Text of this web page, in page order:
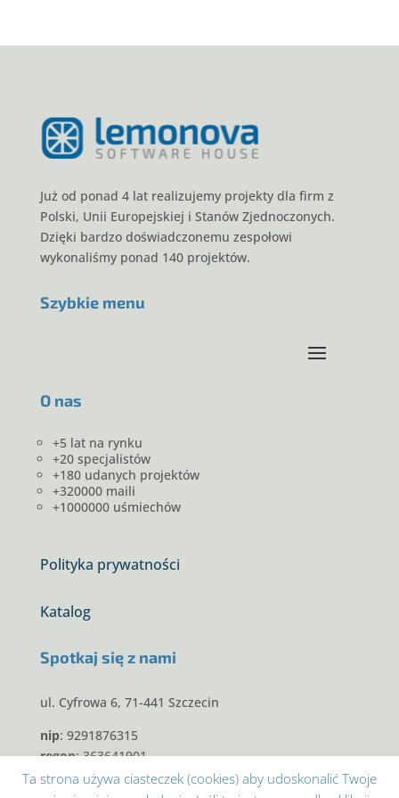
Już od ponad 4 lat realizujemy projekty dla firm z
Polski, Unii Europejskiej i Stanów Zjednoczonych.
Dzięki bardzo doświadczonemu zespołowi
wykonaliśmy ponad 140 projektów.
Szybkie menu
O nas
+5 lat na rynku
+20 specjalistów
+180 udanych projektów
+320000 maili
+1000000 uśmiechów
Polityka prywatności
Katalog
Spotkaj się z nami
ul. Cyfrowa 6, 71-441 Szczecin
nip: 9291876315
regon: 363641901
krs: 0000600307
Ta strona używa ciasteczek (cookies) aby udoskonalić Twoje